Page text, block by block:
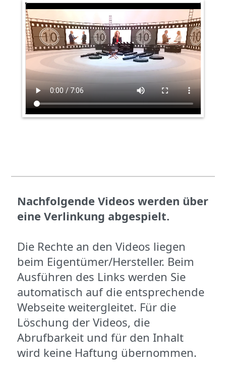
Nachfolgende Videos werden über
eine Verlinkung abgespielt.
Die Rechte an den Videos liegen
beim Eigentümer/Hersteller. Beim
Ausführen des Links werden Sie
automatisch auf die entsprechende
Webseite weitergleitet. Für die
Löschung der Videos, die
Abrufbarkeit und für den Inhalt
wird keine Haftung übernommen.